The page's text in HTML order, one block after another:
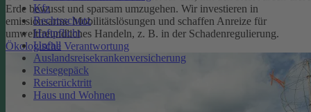
Kfz
Rechtsschutz
Haftpflicht
Unfall
Auslandsreisekrankenversicherung
Reisegepäck
Reiserücktritt
Haus und Wohnen
Erde bewusst und sparsam umzugehen. Wir investieren in
emissionsarme Mobilitätslösungen und schaffen Anreize für
umweltfreundliches Handeln, z. B. in der Schadenregulierung.
Ökologische Verantwortung